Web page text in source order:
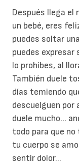
Después llega el
un bebé, eres
puedes soltar
puedes
lo prohíbes, al
También duele
días temiendo
descuelguen por
duele mucho...
todo para que
tu cuerpo se
sentir dolor...